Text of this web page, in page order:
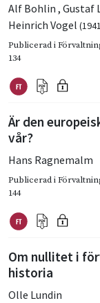
Alf Bohlin , Gustaf
Heinrich Vogel
Publicerad i
134
Är den
vår?
Hans Ragnemalm
Publicerad i
144
Om nullitet i
historia
Olle Lundin